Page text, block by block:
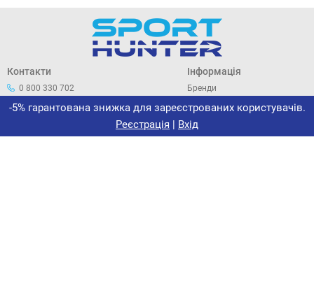
-5% гарантована знижка для зареєстрованих користувачів.
Реєстрація | Вхід
Контакти
0 800 330 702
044 33 44 305
office@sporthunter.com.ua
Інформація
Бренди
Політика конфіденційності
Договір публічної оферти